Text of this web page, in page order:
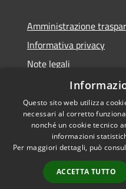
Amministrazione
Informativa privacy
Note legali
Dichiarazione di
RSS
Accessibilità
Questo sito web utilizza
necessari al corretto
nonché un cookie tecnico
informazioni
Per maggiori dettagli, può
ACCETTA TUTTO